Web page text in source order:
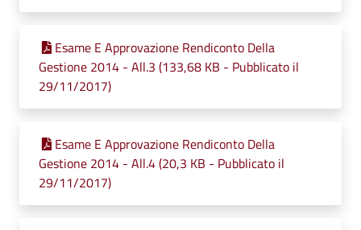
Esame E Approvazione Rendiconto Della
Gestione 2014 - All.3 (133,68 KB - Pubblicato il
29/11/2017)
Esame E Approvazione Rendiconto Della
Gestione 2014 - All.4 (20,3 KB - Pubblicato il
29/11/2017)